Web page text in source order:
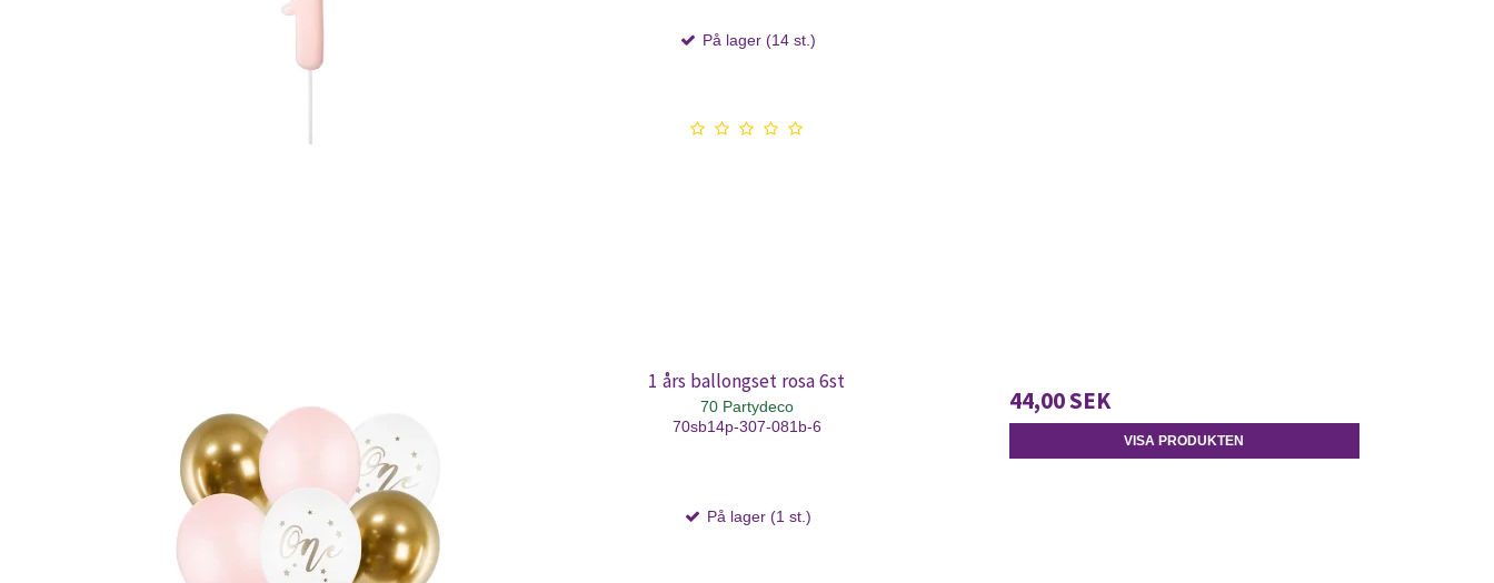
På lager (14 st.)
1 års ballongset rosa 6st
70 Partydeco
70sb14p-307-081b-6
På lager (1 st.)
44,00 SEK
VISA PRODUKTEN